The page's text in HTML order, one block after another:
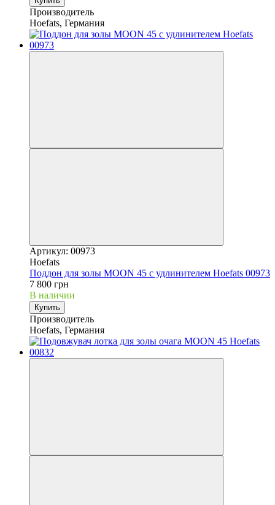
Производитель
Hoefats, Германия
Артикул: 00973
Hoefats
Поддон для золы MOON 45 с удлинителем Hoefats 00973
7 800 грн
В наличии
Купить
Производитель
Hoefats, Германия